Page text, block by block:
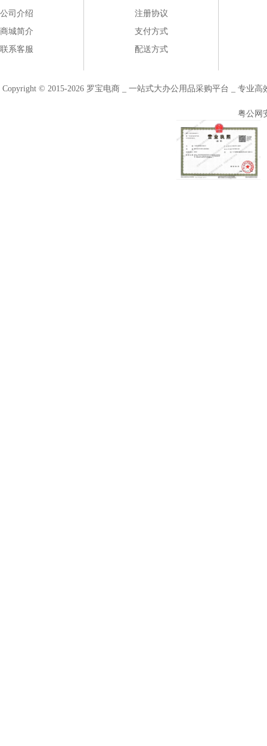
公司介绍
商城简介
联系客服
注册协议
支付方式
配送方式
Copyright © 2015-2026 罗宝电商 _ 一站式大办公用品采购平台 _ 专业
粤公网